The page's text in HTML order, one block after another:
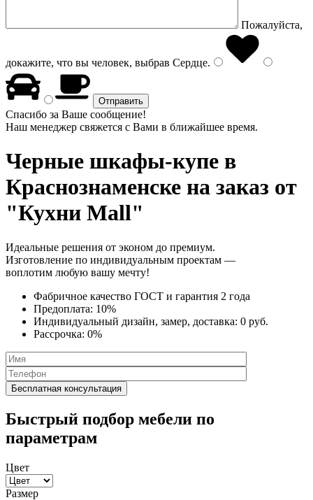
Пожалуйста,
докажите, что вы человек, выбрав Сердце.
Спасибо за Ваше сообщение!
Наш менеджер свяжется с Вами в ближайшее время.
Черные шкафы-купе в
Краснознаменске на заказ от
"Кухни Mall"
Идеальные решения от эконом до премиум.
Изготовление по индивидуальным проектам —
воплотим любую вашу мечту!
Фабричное качество ГОСТ и гарантия 2 года
Предоплата: 10%
Индивидуальный дизайн, замер, доставка: 0 руб.
Рассрочка: 0%
Быстрый подбор мебели по
параметрам
Цвет
Размер